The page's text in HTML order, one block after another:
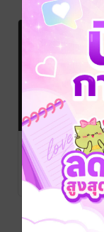
เทวทายาท 3
(The story of
The heirs)
Lazymirror/ กระจก
ขี้เกียจ
นิยายแฟนตาซี
1 Rating